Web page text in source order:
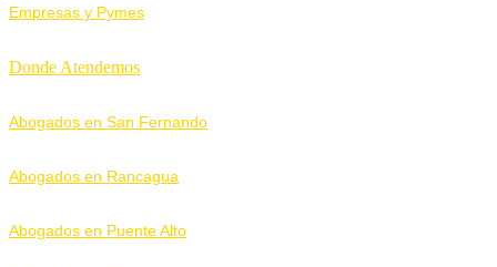
Empresas y Pymes
Donde Atendemos
Abogados en San Fernando
Abogados en Rancagua
Abogados en Puente Alto